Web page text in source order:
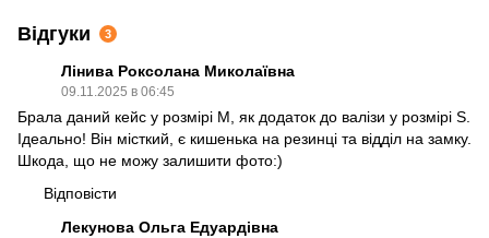
Відгуки 3
Лінива Роксолана Миколаївна
09.11.2025 в 06:45
Брала даний кейс у розмірі М, як додаток до валізи у розмірі S.
Ідеально! Він місткий, є кишенька на резинці та відділ на замку.
Шкода, що не можу залишити фото:)
Відповісти
Лекунова Ольга Едуардівна